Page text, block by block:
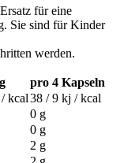
für eine
Sie sind für Kinder
werden.
pro 4 Kapseln
kcal38 / 9 kj / kcal
0 g
0 g
2 g